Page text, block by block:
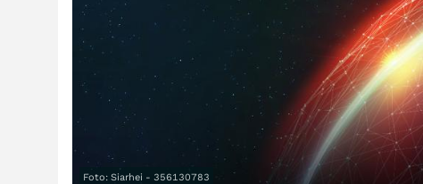
Foto: Siarhei - 356130783